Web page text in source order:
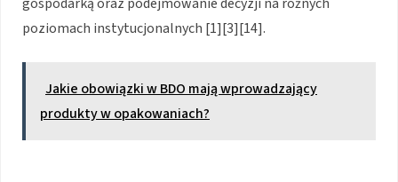
poziomach instytucjonalnych [1][3][14].
Jakie obowiązki w BDO mają wprowadzający
produkty w opakowaniach?